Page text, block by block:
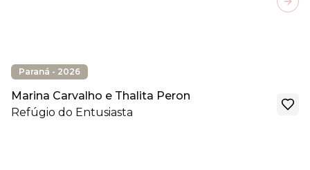
Paraná - 2026
Marina Carvalho e Thalita Peron
Refúgio do Entusiasta